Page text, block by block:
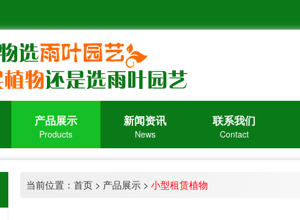
产品展示
Products
新闻资讯
News
联系我们
Contact
当前位置： 首页> 产品展示> 小型租赁植物